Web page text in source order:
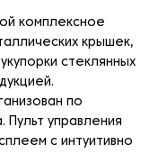
комплексное
крышек,
стеклянных
по
Пульт управления
с интуитивно